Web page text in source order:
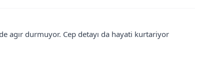
agır durmuyor. Cep detayı da hayati kurtariyor